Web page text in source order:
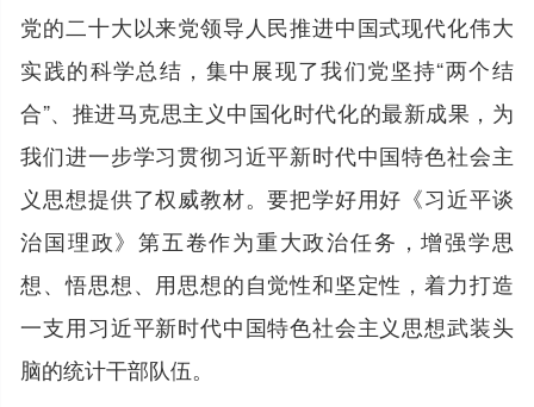
党的二十大以来党领导人民推进中国式现代化伟大
实践的科学总结，集中展现了我们党坚持“两个结
合”、推进马克思主义中国化时代化的最新成果，为
我们进一步学习贯彻习近平新时代中国特色社会主
义思想提供了权威教材。要把学好用好《习近平谈
治国理政》第五卷作为重大政治任务，增强学思
想、悟思想、用思想的自觉性和坚定性，着力打造
一支用习近平新时代中国特色社会主义思想武装头
脑的统计干部队伍。